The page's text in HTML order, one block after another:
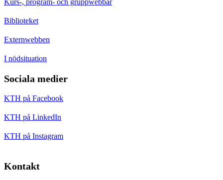
Biblioteket
Externwebben
I nödsituation
Sociala medier
KTH på Facebook
KTH på LinkedIn
KTH på Instagram
Kontakt